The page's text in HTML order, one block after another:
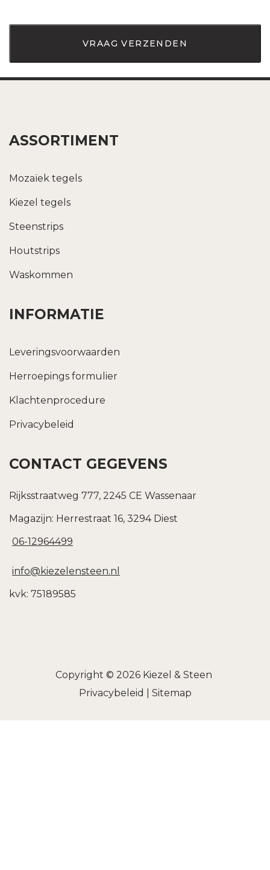
ASSORTIMENT
Mozaïek tegels
Kiezel tegels
Steenstrips
Houtstrips
Waskommen
INFORMATIE
Leveringsvoorwaarden
Herroepings formulier
Klachtenprocedure
Privacybeleid
CONTACT GEGEVENS
Rijksstraatweg 777, 2245 CE Wassenaar
Magazijn: Herrestraat 16, 3294 Diest
06-12964499
info@kiezelensteen.nl
kvk: 75189585
Copyright © 2026 Kiezel & Steen
Privacybeleid
Sitemap